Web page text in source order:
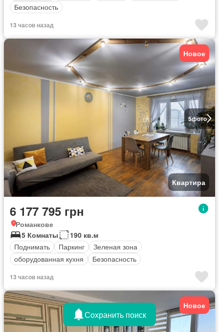
Безопасность
13 часов назад
5фото
Новое
Квартира
6 177 795 грн
Романкове
5 Комнаты
190 кв.м
Поднимать
Паркинг
Зеленая зона
оборудованная кухня
Безопасность
13 часов назад
Новое
Сохранить поиск